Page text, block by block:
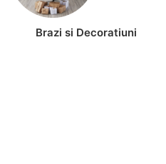
Brazi si Decoratiuni